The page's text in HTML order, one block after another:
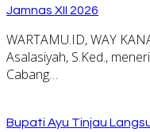
Jamnas XII 2026
WARTAMU.ID, WAY
Asalasiyah, S.Ked.,
Cabang…
Bupati Ayu Tinjau